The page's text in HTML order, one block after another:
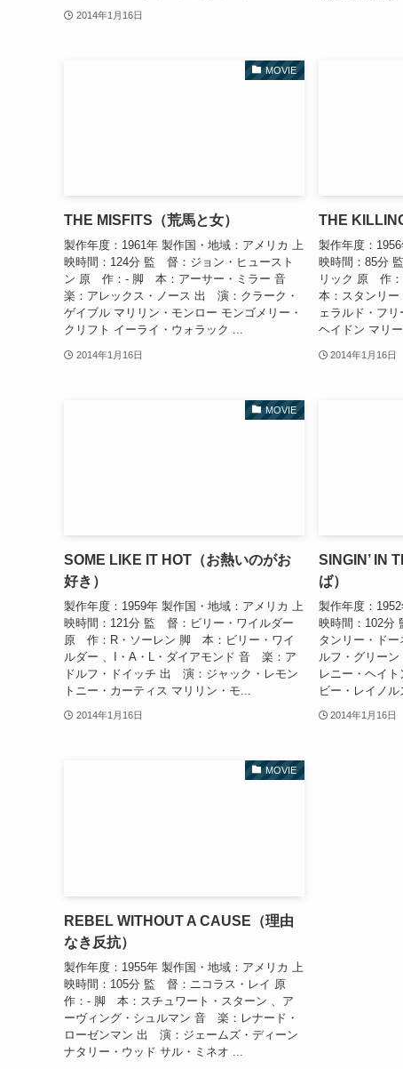
2014年1月16日
MOVIE
THE MISFITS（荒馬と女）
製作年度：1961年 製作国・地域：アメリカ 上
映時間：124分 監 督：ジョン・ヒュースト
ン 原 作：- 脚 本：アーサー・ミラー 音
楽：アレックス・ノース 出 演：クラーク・
ゲイブル マリリン・モンロー モンゴメリー・
クリフト イーライ・ウォラック ...
2014年1月16日
THE
製作年度：
映時間：85分
リック 原 作
本：スタンリ
ェラルド・フ
ヘイドン マリ
2014年1月16日
MOVIE
SOME LIKE IT HOT（お熱いのがお
好き）
製作年度：1959年 製作国・地域：アメリカ 上
映時間：121分 監 督：ビリー・ワイルダー
原 作：R・ソーレン 脚 本：ビリー・ワイ
ルダー 、I・A・L・ダイアモンド 音 楽：ア
ドルフ・ドイッチ 出 演：ジャック・レモン
トニー・カーティス マリリン・モ...
2014年1月16日
SINGIN’ IN
ば）
製作年度：
映時間：102分
タンリー・ド
ルフ・グリー
レニー・ヘイ
ビー・レイノ
2014年1月16日
MOVIE
REBEL WITHOUT A CAUSE（理由
なき反抗）
製作年度：1955年 製作国・地域：アメリカ 上
映時間：105分 監 督：ニコラス・レイ 原
作：- 脚 本：スチュワート・スターン 、ア
ーヴィング・シュルマン 音 楽：レナード・
ローゼンマン 出 演：ジェームズ・ディーン
ナタリー・ウッド サル・ミネオ ...